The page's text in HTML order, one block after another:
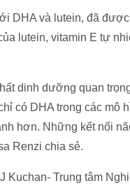
DHA và lutein, đã
lutein, vitamin E tự
dinh dưỡng quan
có DHA trong các
hơn. Những kết nối
Renzi chia sẻ.
Kuchan- Trung tâm